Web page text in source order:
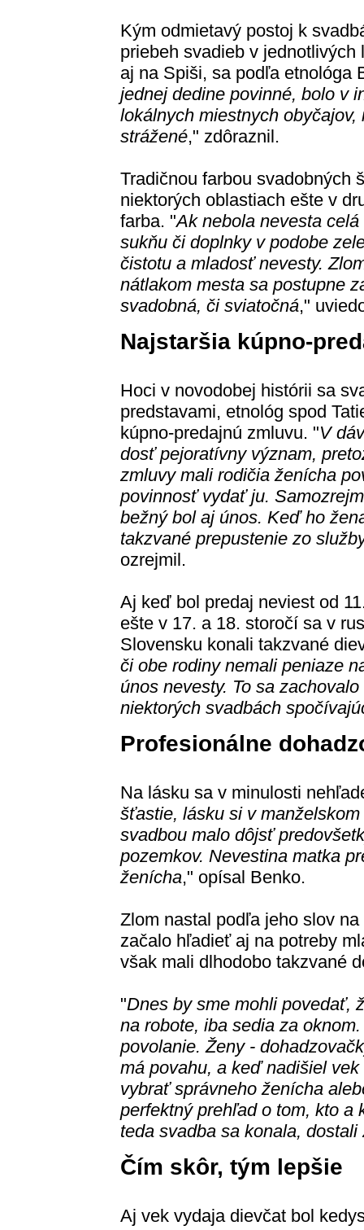
Kým odmietavý postoj k
priebeh svadieb v
aj na Spiši, sa podľa etnológa
jednej dedine povinné, bolo v
lokálnych miestnych
strážené," zdôraznil.
Tradičnou farbou svadobných
niektorých oblastiach ešte v
farba. "Ak nebola nevesta
sukňu či doplnky v podobe
čistotu a mladosť nevesty.
nátlakom mesta sa postupne
svadobná, či sviatočná,"
Najstaršia kúpno-
Hoci v novodobej histórii sa
predstavami, etnológ spod
kúpno-predajnú zmluvu. "V
dosť pejoratívny význam,
zmluvy mali rodičia ženícha
povinnosť vydať ju.
bežný bol aj únos. Keď ho
takzvané prepustenie zo
ozrejmil.
Aj keď bol predaj neviest od
ešte v 17. a 18. storočí sa v
Slovensku konali takzvané
či obe rodiny nemali peniaze
únos nevesty. To sa
niektorých svadbách
Profesionálne
Na lásku sa v minulosti
šťastie, lásku si v
svadbou malo dôjsť
pozemkov. Nevestina matka
ženícha," opísal Benko.
Zlom nastal podľa jeho slov
začalo hľadieť aj na potreby
však mali dlhodobo takzvané
"Dnes by sme mohli povedať,
na robote, iba sedia za
povolanie. Ženy -
má povahu, a keď nadišiel
vybrať správneho ženícha
perfektný prehľad o tom, kto a
teda svadba sa konala,
Čím skôr, tým lepšie
Aj vek vydaja dievčat bol